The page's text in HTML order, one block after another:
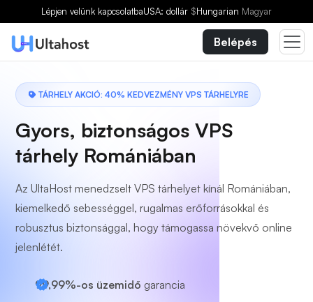
Lépjen velünk kapcsolatbaUSA: dollár $Hungarian Magyar
Belépés
TÁRHELY AKCIÓ: 40% KEDVEZMÉNY VPS TÁRHELYRE
Gyors, biztonságos VPS
tárhely Romániában
Az UltaHost menedzselt VPS tárhelyet kínál Romániában,
kiemelkedő sebességgel, rugalmas erőforrásokkal és
robusztus biztonsággal, hogy támogassa növekvő online
jelenlétét.
99,99%-os üzemidő garancia